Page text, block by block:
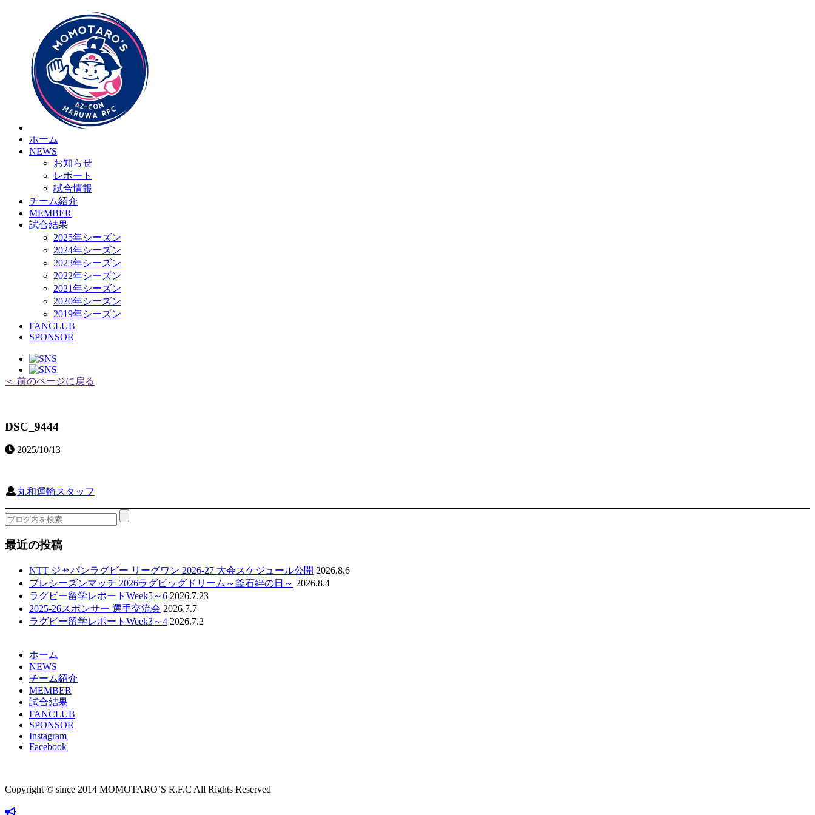
ホーム
NEWS
お知らせ
レポート
試合情報
チーム紹介
MEMBER
試合結果
2025年シーズン
2024年シーズン
2023年シーズン
2022年シーズン
2021年シーズン
2020年シーズン
2019年シーズン
FANCLUB
SPONSOR
＜ 前のページに戻る
DSC_9444
2025/10/13
丸和運輸スタッフ
最近の投稿
NTT ジャパンラグビー リーグワン 2026-27 大会スケジュール公開 2026.8.6
プレシーズンマッチ 2026ラグビッグドリーム～釜石絆の日～ 2026.8.4
ラグビー留学レポートWeek5～6 2026.7.23
2025-26スポンサー 選手交流会 2026.7.7
ラグビー留学レポートWeek3～4 2026.7.2
ホーム
NEWS
チーム紹介
MEMBER
試合結果
FANCLUB
SPONSOR
Instagram
Facebook
Copyright © since 2014 MOMOTARO’S R.F.C All Rights Reserved